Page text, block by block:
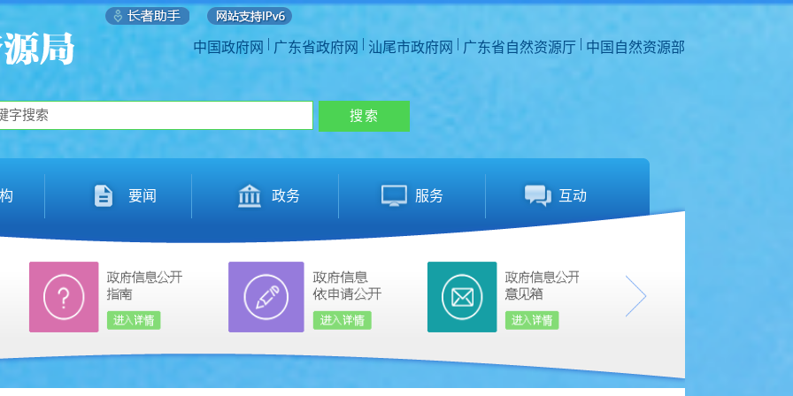
中国政府网 | 广东省政府网 | 汕尾市政府网 | 广东省自然资源厅 | 中国自然资源部
要闻 政务 服务 互动